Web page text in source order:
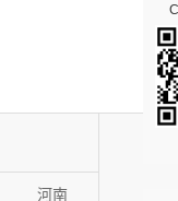
河南